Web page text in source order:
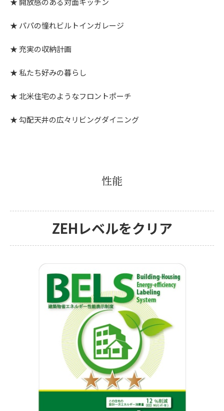
パパの憧れビルトインガレージ
充実の収納計画
私たち好みの暮らし
北米住宅のようなフロントポーチ
勾配天井の広々リビングダイニング
性能
ZEHレベルをクリア